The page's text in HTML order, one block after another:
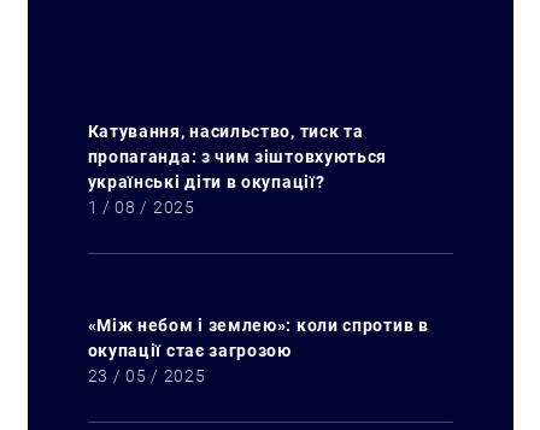
Катування, насильство, тиск та
пропаганда: з чим зіштовхуються
українські діти в окупації?
1 / 08 / 2025
«Між небом і землею»: коли спротив в
окупації стає загрозою
23 / 05 / 2025